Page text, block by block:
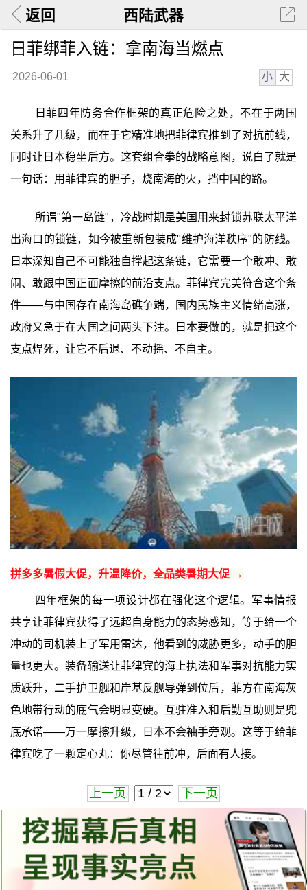
返回 西陆武器
日菲绑菲入链：拿南海当燃点
2026-06-01 小 大
日菲四年防务合作框架的真正危险之处，不在于两国
关系升了几级，而在于它精准地把菲律宾推到了对抗前线，
同时让日本稳坐后方。这套组合拳的战略意图，说白了就是
一句话：用菲律宾的胆子，烧南海的火，挡中国的路。
所谓"第一岛链"，冷战时期是美国用来封锁苏联太平洋
出海口的锁链，如今被重新包装成"维护海洋秩序"的防线。
日本深知自己不可能独自撑起这条链，它需要一个敢冲、敢
闹、敢跟中国正面摩擦的前沿支点。菲律宾完美符合这个条
件——与中国存在南海岛礁争端，国内民族主义情绪高涨，
政府又急于在大国之间两头下注。日本要做的，就是把这个
支点焊死，让它不后退、不动摇、不自主。
拼多多暑假大促，升温降价，全品类暑期大促 →
四年框架的每一项设计都在强化这个逻辑。军事情报
共享让菲律宾获得了远超自身能力的态势感知，等于给一个
冲动的司机装上了军用雷达，他看到的威胁更多，动手的胆
量也更大。装备输送让菲律宾的海上执法和军事对抗能力实
质跃升，二手护卫舰和岸基反舰导弹到位后，菲方在南海灰
色地带行动的底气会明显变硬。互驻准入和后勤互助则是兜
底承诺——万一摩擦升级，日本不会袖手旁观。这等于给菲
律宾吃了一颗定心丸：你尽管往前冲，后面有人接。
上一页 下一页